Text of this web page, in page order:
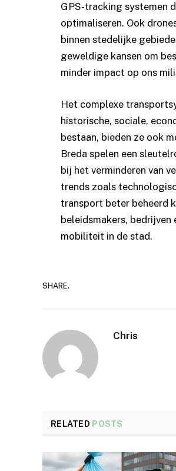
GPS-tracking systemen
optimaliseren. Ook
binnen stedelijke
geweldige kansen om
minder impact op ons
Het complexe
historische, sociale,
bestaan, bieden ze ook
Breda spelen een
bij het verminderen van
trends zoals
transport beter beheerd
beleidsmakers,
mobiliteit in de stad.
SHARE.
Chris
RELATED POSTS